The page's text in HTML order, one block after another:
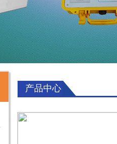
产品中心